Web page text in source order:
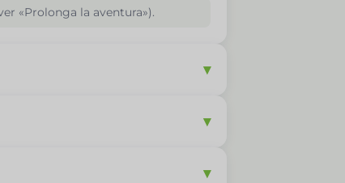
«Prolonga la aventura»).
▾
▾
▾